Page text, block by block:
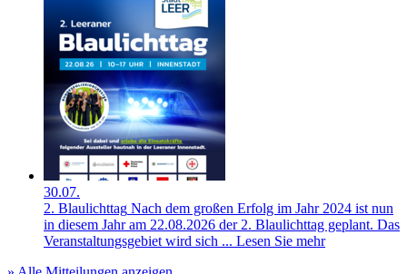
30.07.
2. Blaulichttag Nach dem großen Erfolg im Jahr 2024 ist nun
in diesem Jahr am 22.08.2026 der 2. Blaulichttag geplant. Das
Veranstaltungsgebiet wird sich ... Lesen Sie mehr